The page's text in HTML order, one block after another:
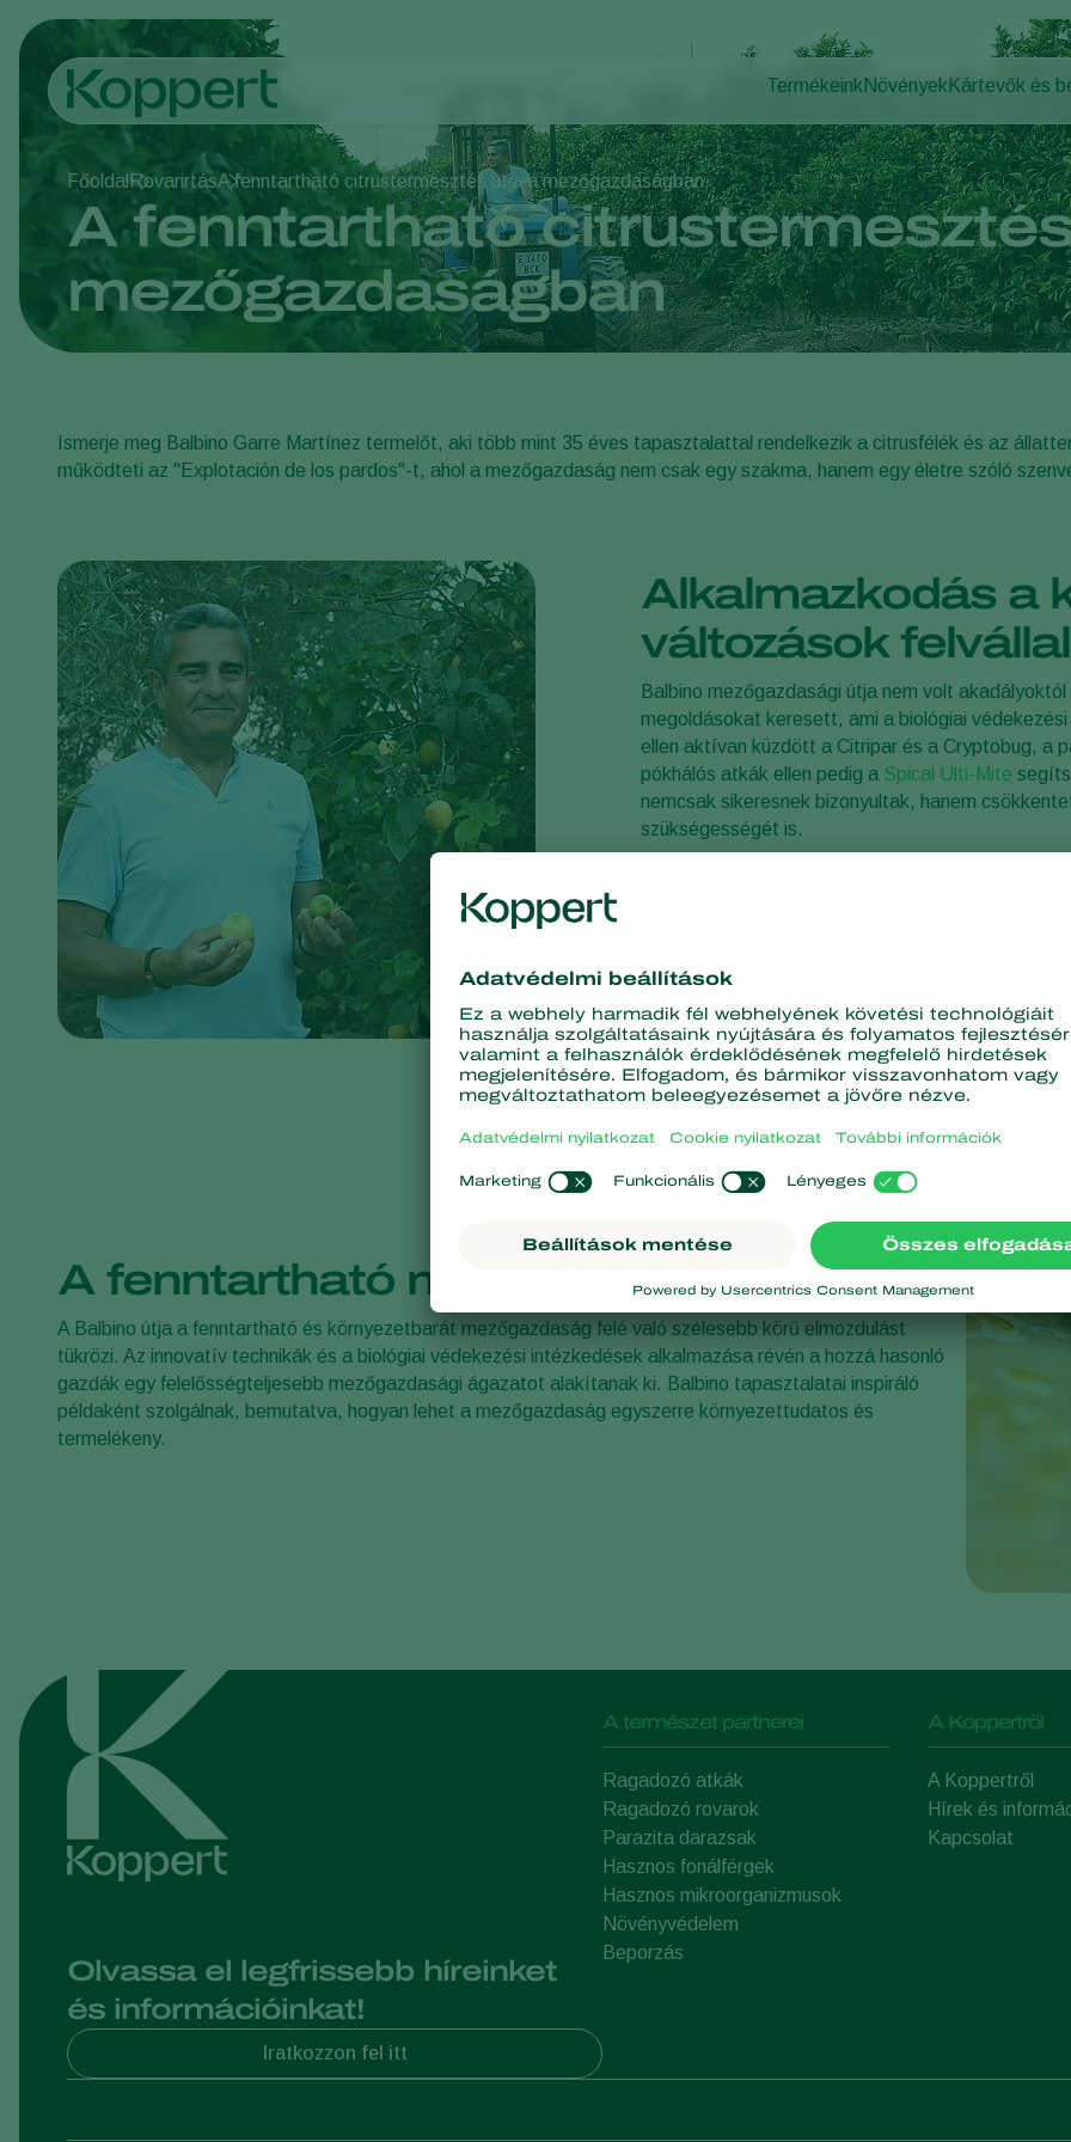
Termékeink
Kártevők elleni
Beporzás
Növényi egészség
Alkalmazás
Megfigyelés
Növények
Védett zöldségfélék
Dísznövények
Gyümölcsök
Szántóföldi növények
Kártevők és
Növényi
Növényi
FőoldalRovarirtásA fenntartható citrustermesztés útja a mezőgazdaságban
A fenntartható citrustermesztés
mezőgazdaságban
Ismerje meg Balbino Garre Martínez termelőt, aki több mint 35 éves tapasztalattal rendelkezik a citrusfélék és az
működteti az "Explotación de los pardos"-t, ahol a mezőgazdaság nem csak egy szakma, hanem egy életre szóló
Alkalmazkodás a
változások
Balbino mezőgazdasági útja nem volt
megoldásokat keresett, ami a biológiai
ellen aktívan küzdött a Citripar és a Cryptobug, a
pókhálós atkák ellen pedig a Spical Ulti-Mite
nemcsak sikeresnek bizonyultak, hanem
szükségességét is.
A környezetbarát
A fenntartható gyakorlatok iránt elkötelezett
módszereit. Ezek a fenntartható megközelítések
egészségesebb, jobb minőségű gyümölcsöket
terhelést.
A fenntartható mezőgazdaság jövője
A Balbino útja a fenntartható és környezetbarát mezőgazdaság felé való szélesebb körű elmozdulást
tükrözi. Az innovatív technikák és a biológiai védekezési intézkedések alkalmazása révén a hozzá hasonló
gazdák egy felelősségteljesebb mezőgazdasági ágazatot alakítanak ki. Balbino tapasztalatai inspiráló
példaként szolgálnak, bemutatva, hogyan lehet a mezőgazdaság egyszerre környezettudatos és
termelékeny.
Olvassa el legfrissebb híreinket
és információinkat!
Iratkozzon fel itt
A természet partnerei
Ragadozó atkák
Ragadozó rovarok
Parazita darazsak
Hasznos fonálférgek
Hasznos mikroorganizmusok
Növényvédelem
Beporzás
A Koppertről
A Koppertről
Hírek és
Kapcsolat